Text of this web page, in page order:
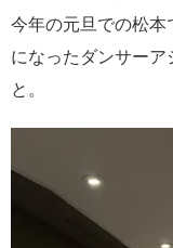
今年の元旦での松本
になったダンサー
と。